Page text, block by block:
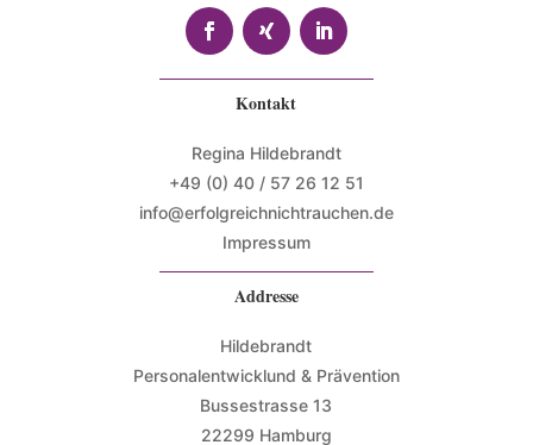
Kontakt
Regina Hildebrandt
+49 (0) 40 / 57 26 12 51
info@erfolgreichnichtrauchen.de
Impressum
Addresse
Hildebrandt
Personalentwicklund & Prävention
Bussestrasse 13
22299 Hamburg